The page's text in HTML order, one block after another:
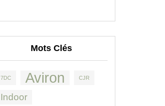
Mots Clés
7DC Aviron CJR
Indoor